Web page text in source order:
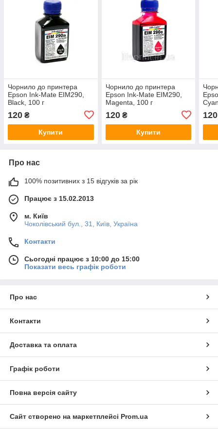
Чорнило дo принтера
Epson Ink-Mate EIM290,
Black, 100 г
120 ₴
Купити
Чорнило дo принтера
Epson Ink-Mate EIM290,
Magenta, 100 г
120₴
Купити
120
Про нас
100% позитивних з 15 відгуків за рік
Працює з 15.02.2013
м. Київ
Чоколівський бул., 31, Київ, Україна
Контакти
Сьогодні працює з 10:00 до 15:00
Показати весь графік роботи
Про нас
Контакти
Доставка та оплата
Графік роботи
Повна версія сайту
Сайт створено на маркетплейсі Prom.ua